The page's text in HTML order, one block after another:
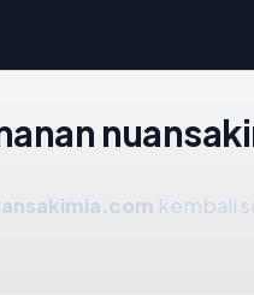
kembali